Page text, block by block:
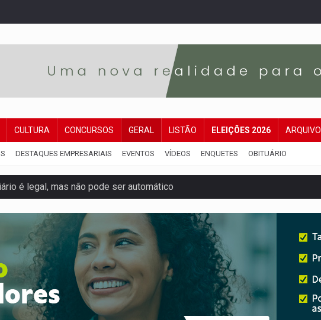
CULTURA CONCURSOS GERAL LISTÃO ELEIÇÕES 2026 ARQUIVO
DESTAQUES EMPRESARIAIS EVENTOS VÍDEOS ENQUETES OBITUÁRIO
é legal, mas não pode ser automático
200 ações de Marcos Rogério para Rondônia
em PVH e transforma Aramix em Super Nova Era
e transforma Brasil em corredor da cocaína
Ocampo conduz a história de uma ferrovia desgovernada
ao Iphan recuperação de área atingida por erosão na EFMM